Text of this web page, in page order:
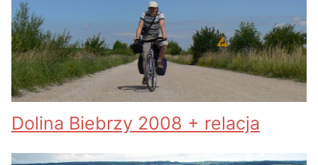
Dolina Biebrzy 2008 + relacja